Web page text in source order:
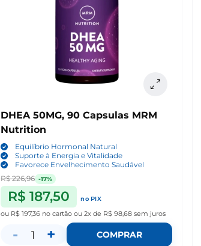
DHEA 50MG, 90 Capsulas MRM
Nutrition
Equilíbrio Hormonal Natural
Suporte à Energia e Vitalidade
Favorece Envelhecimento Saudável
R$ 226,96 -17%
R$ 187,50
no PIX
ou R$ 197,36 no cartãoou2x de R$ 98,68 sem juros
- 1 + COMPRAR